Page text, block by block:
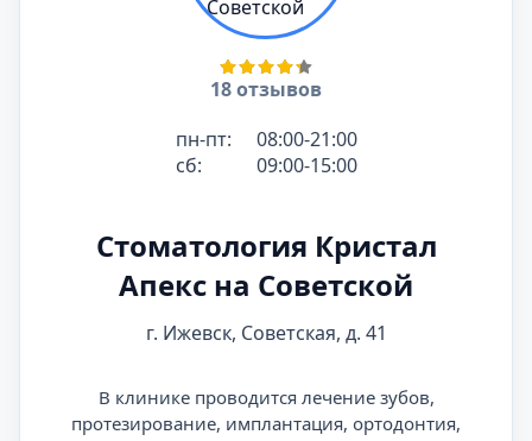
18 отзывов
пн-пт:
08:00-21:00
сб:
09:00-15:00
Стоматология Кристал
Апекс на Советской
г. Ижевск, Советская, д. 41
В клинике проводится лечение зубов,
протезирование, имплантация, ортодонтия,